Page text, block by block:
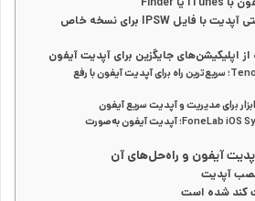
روش سوم: نصب دستی آپدیت با فایل IPSW برای نسخه خاص
اپلیکیشن‌های جایگزین برای آپدیت آیفون
ابزار Tenorshare ReiBoot؛ سریع‌ترین راه برای آپدیت آیفون با رفع
ابزار FoneLab iOS System Recovery؛ آپدیت آیفون به‌صورت
آیفون و راه‌حل‌های آن